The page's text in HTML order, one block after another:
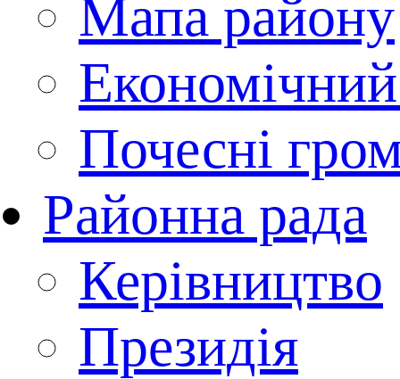
Мапа району
Почесні
Районна рада
Керівництво
Президія